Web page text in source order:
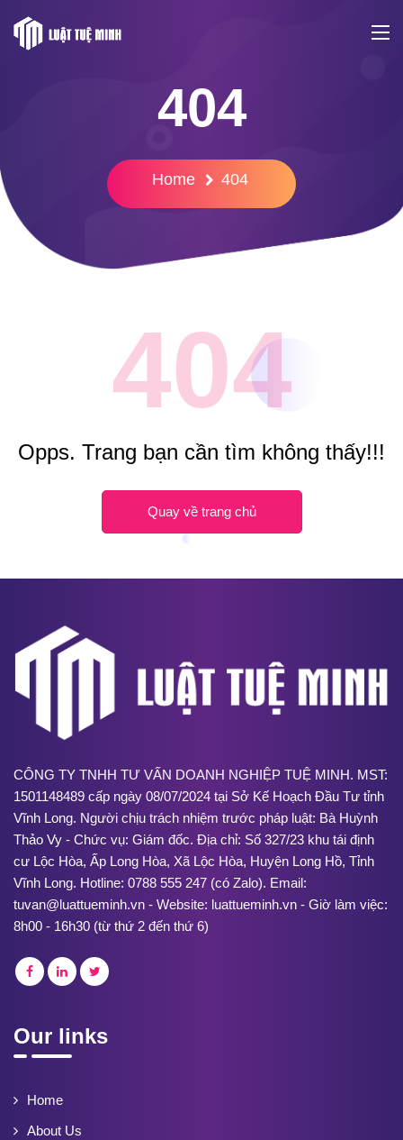
404
Home 404
404
Opps. Trang bạn cần tìm không thấy!!!
Quay về trang chủ
CÔNG TY TNHH TƯ VẤN DOANH NGHIỆP TUỆ MINH. MST:
1501148489 cấp ngày 08/07/2024 tại Sở Kế Hoạch Đầu Tư tỉnh
Vĩnh Long. Người chịu trách nhiệm trước pháp luật: Bà Huỳnh
Thảo Vy - Chức vụ: Giám đốc. Địa chỉ: Số 327/23 khu tái định
cư Lộc Hòa, Ấp Long Hòa, Xã Lộc Hòa, Huyện Long Hồ, Tỉnh
Vĩnh Long. Hotline: 0788 555 247 (có Zalo). Email:
tuvan@luattueminh.vn - Website: luattueminh.vn - Giờ làm việc:
8h00 - 16h30 (từ thứ 2 đến thứ 6)
Our links
Home
About Us